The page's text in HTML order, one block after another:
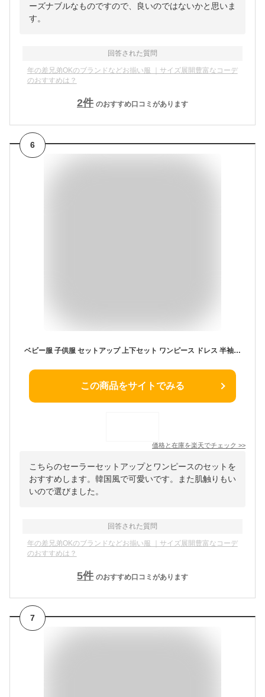
ーズナブルなものですので、良いのではないかと思いま
す。
回答された質問
年の差兄弟OKのブランドなどお揃い服 ｜サイズ展開豊富なコーデ
のおすすめは？
2件 のおすすめ口コミがあります
6
ベビー服 子供服 セットアップ 上下セット ワンピース ドレス 半袖 男の子 女の子 ベビー キッズ 夏 春 秋 夏服 春服 秋服 姉妹 兄妹 姉弟 兄弟 お揃い コーデ 子供 セーラー チェック 韓国 韓国ベビー服 綿 100% コットン 80 90 100 110 120
この商品をサイトでみる
価格と在庫を楽天でチェック >>
こちらのセーラーセットアップとワンピースのセットを
おすすめします。韓国風で可愛いです。また肌触りもい
いので選びました。
回答された質問
年の差兄弟OKのブランドなどお揃い服 ｜サイズ展開豊富なコーデ
のおすすめは？
5件 のおすすめ口コミがあります
7